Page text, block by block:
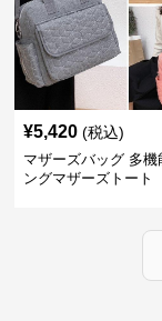
¥5,420 (税込)
マザーズバッグ 多機
ングマザーズトート